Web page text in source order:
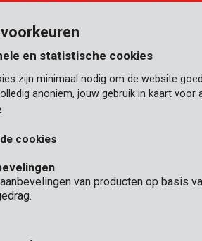
synthetisch Blokschaaf
en statistische cookies
zijn minimaal nodig om de website
anoniem, jouw gebruik in kaart voor
cookies
van producten op basis